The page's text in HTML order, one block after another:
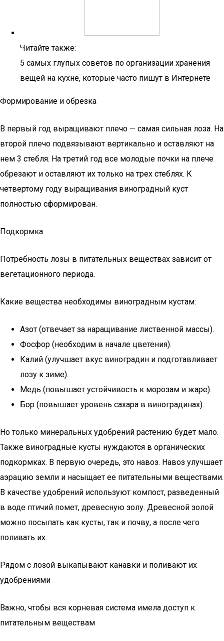
Читайте также:
5 самых глупых советов по организации хранения
вещей на кухне, которые часто пишут в Интернете
Формирование и обрезка
В первый год выращивают плечо — самая сильная лоза. На
второй плечо подвязывают вертикально и оставляют на
нем 3 стебля. На третий год все молодые почки на плече
обрезают и оставляют их только на трех стеблях. К
четвертому году выращивания виноградный куст
полностью сформирован.
Подкормка
Потребность лозы в питательных веществах зависит от
вегетационного периода.
Какие вещества необходимы виноградным кустам:
Азот (отвечает за наращивание лиственной массы).
Фосфор (необходим в начале цветения).
Калий (улучшает вкус виноградин и подготавливает
лозу к зиме).
Медь (повышает устойчивость к морозам и жаре).
Бор (повышает уровень сахара в виноградинах).
Но только минеральных удобрений растению будет мало.
Также виноградные кусты нуждаются в органических
подкормках. В первую очередь, это навоз. Навоз улучшает
аэрацию земли и насыщает ее питательными веществами.
В качестве удобрений используют компост, разведенный
в воде птичий помет, древесную золу. Древесной золой
можно посыпать как кусты, так и почву, а после чего
поливать их.
Рядом с лозой выкапывают канавки и поливают их
удобрениями
Важно, чтобы вся корневая система имела доступ к
питательным веществам